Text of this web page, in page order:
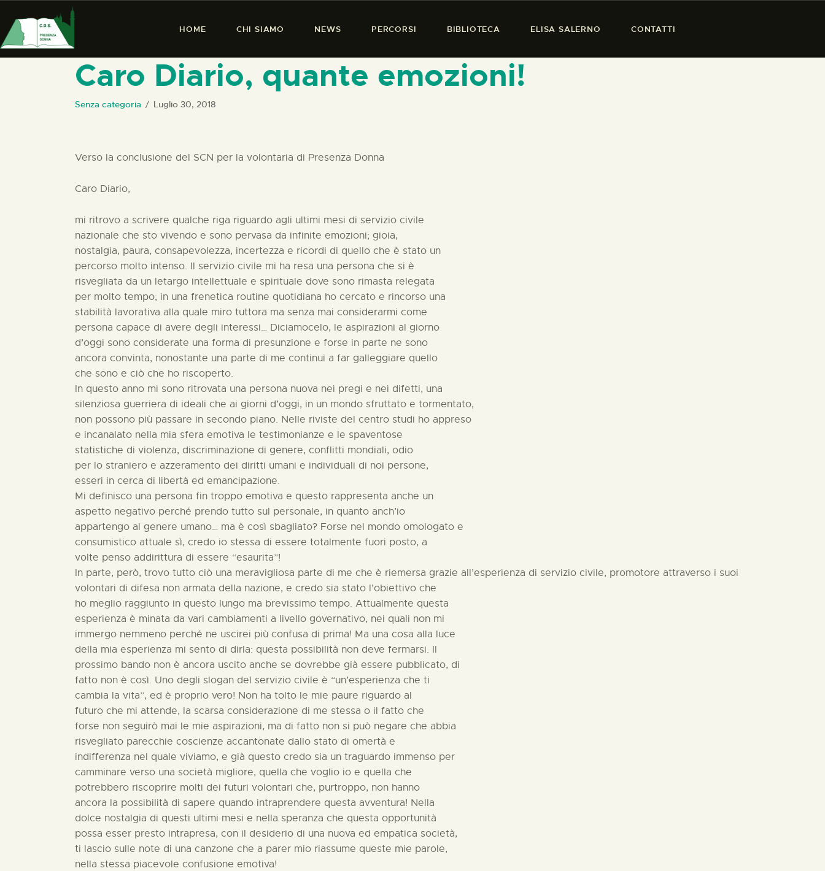
HOME CHI SIAMO NEWS PERCORSI BIBLIOTECA ELISA SALERNO CONTATTI
PRESENZA DONNA
NEWS
CONTATTI
Caro Diario, quante emozioni!
Senza categoria Luglio 30, 2018
Verso la conclusione del SCN per la volontaria di Presenza Donna
Caro Diario,
mi ritrovo a scrivere qualche riga riguardo agli ultimi mesi di servizio civile
nazionale che sto vivendo e sono pervasa da infinite emozioni; gioia,
nostalgia, paura, consapevolezza, incertezza e ricordi di quello che è stato un
percorso molto intenso. Il servizio civile mi ha resa una persona che si è
risvegliata da un letargo intellettuale e spirituale dove sono rimasta relegata
per molto tempo; in una frenetica routine quotidiana ho cercato e rincorso una
stabilità lavorativa alla quale miro tuttora ma senza mai considerarmi come
persona capace di avere degli interessi… Diciamocelo, le aspirazioni al giorno
d’oggi sono considerate una forma di presunzione e forse in parte ne sono
ancora convinta, nonostante una parte di me continui a far galleggiare quello
che sono e ciò che ho riscoperto.
In questo anno mi sono ritrovata una persona nuova nei pregi e nei difetti, una
silenziosa guerriera di ideali che ai giorni d’oggi, in un mondo sfruttato e tormentato,
non possono più passare in secondo piano. Nelle riviste del centro studi ho appreso
e incanalato nella mia sfera emotiva le testimonianze e le spaventose
statistiche di violenza, discriminazione di genere, conflitti mondiali, odio
per lo straniero e azzeramento dei diritti umani e individuali di noi persone,
esseri in cerca di libertà ed emancipazione.
Mi definisco una persona fin troppo emotiva e questo rappresenta anche un
aspetto negativo perché prendo tutto sul personale, in quanto anch’io
appartengo al genere umano… ma è così sbagliato? Forse nel mondo omologato e
consumistico attuale sì, credo io stessa di essere totalmente fuori posto, a
volte penso addirittura di essere “esaurita”!
In parte, però, trovo tutto ciò una meravigliosa parte di me che è riemersa grazie all’esperienza di servizio civile, promotore attraverso i suoi
volontari di difesa non armata della nazione, e credo sia stato l’obiettivo che
ho meglio raggiunto in questo lungo ma brevissimo tempo. Attualmente questa
esperienza è minata da vari cambiamenti a livello governativo, nei quali non mi
immergo nemmeno perché ne uscirei più confusa di prima! Ma una cosa alla luce
della mia esperienza mi sento di dirla: questa possibilità non deve fermarsi. Il
prossimo bando non è ancora uscito anche se dovrebbe già essere pubblicato, di
fatto non è così. Uno degli slogan del servizio civile è “un’esperienza che ti
cambia la vita”, ed è proprio vero! Non ha tolto le mie paure riguardo al
futuro che mi attende, la scarsa considerazione di me stessa o il fatto che
forse non seguirò mai le mie aspirazioni, ma di fatto non si può negare che abbia
risvegliato parecchie coscienze accantonate dallo stato di omertà e
indifferenza nel quale viviamo, e già questo credo sia un traguardo immenso per
camminare verso una società migliore, quella che voglio io e quella che
potrebbero riscoprire molti dei futuri volontari che, purtroppo, non hanno
ancora la possibilità di sapere quando intraprendere questa avventura! Nella
dolce nostalgia di questi ultimi mesi e nella speranza che questa opportunità
possa esser presto intrapresa, con il desiderio di una nuova ed empatica società,
ti lascio sulle note di una canzone che a parer mio riassume queste mie parole,
nella stessa piacevole confusione emotiva!